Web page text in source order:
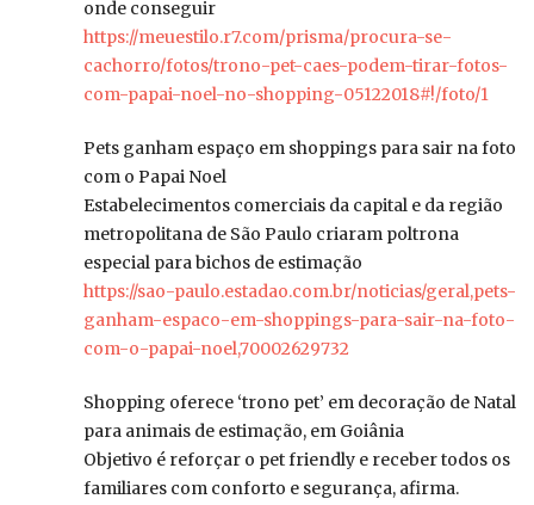
onde conseguir
https://meuestilo.r7.com/prisma/procura-se-
cachorro/fotos/trono-pet-caes-podem-tirar-fotos-
com-papai-noel-no-shopping-05122018#!/foto/1
Pets ganham espaço em shoppings para sair na foto
com o Papai Noel
Estabelecimentos comerciais da capital e da região
metropolitana de São Paulo criaram poltrona
especial para bichos de estimação
https://sao-paulo.estadao.com.br/noticias/geral,pets-
ganham-espaco-em-shoppings-para-sair-na-foto-
com-o-papai-noel,70002629732
Shopping oferece ‘trono pet’ em decoração de Natal
para animais de estimação, em Goiânia
Objetivo é reforçar o pet friendly e receber todos os
familiares com conforto e segurança, afirma.